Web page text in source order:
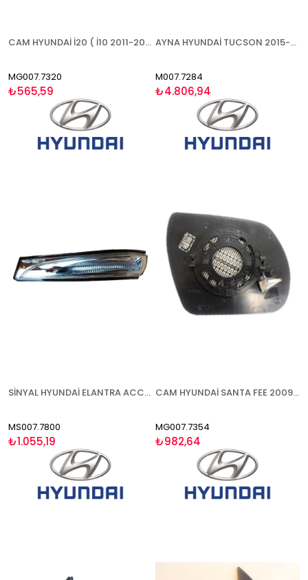
CAM HYUNDAİ İ20 ( İ10 2011-2012 ) 2009-2014 SOL
MG007.7320
₺565,59
AYNA HYUNDAİ TUCSON 2015-2020 ELEKTRİKLİ KATLANIR ISITMALI ASTARLI SİNYALLİ AYDINLATMALI SOL
M007.7284
₺4.806,94
SİNYAL HYUNDAİ ELANTRA ACCENT BLUE 2011-SOL
MS007.7800
₺1.055,19
CAM HYUNDAİ SANTA FEE 2009-2013 ISITMALI SOL
MG007.7354
₺982,64